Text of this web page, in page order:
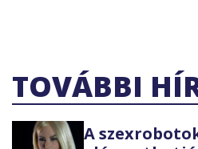
TOVÁBBI
A